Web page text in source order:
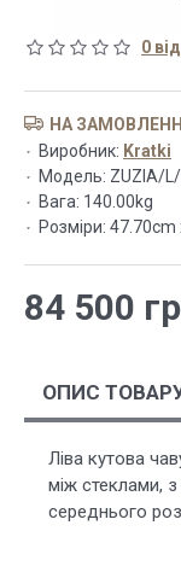
0
84 500
НА
Виробник: Kratki
Модель: ZUZIA/
Вага: 140.00kg
Розміри: 47.70cm
ОПИС
Ліва кутова
між стеклами,
середнього